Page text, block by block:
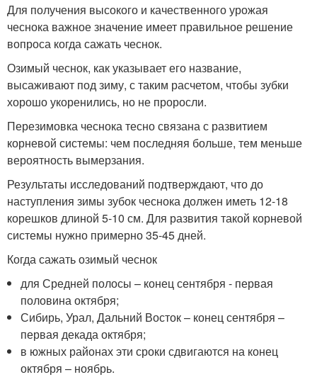
Для получения высокого и качественного урожая
чеснока важное значение имеет правильное решение
вопроса когда сажать чеснок.
Озимый чеснок, как указывает его название,
высаживают под зиму, с таким расчетом, чтобы зубки
хорошо укоренились, но не проросли.
Перезимовка чеснока тесно связана с развитием
корневой системы: чем последняя больше, тем меньше
вероятность вымерзания.
Результаты исследований подтверждают, что до
наступления зимы зубок чеснока должен иметь 12-18
корешков длиной 5-10 см. Для развития такой корневой
системы нужно примерно 35-45 дней.
Когда сажать озимый чеснок
для Средней полосы – конец сентября - первая
половина октября;
Сибирь, Урал, Дальний Восток – конец сентября –
первая декада октября;
в южных районах эти сроки сдвигаются на конец
октября – ноябрь.